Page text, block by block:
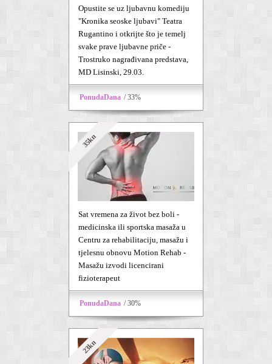
Opustite se uz ljubavnu komediju
"Kronika seoske ljubavi" Teatra
Rugantino i otkrijte što je temelj
svake prave ljubavne priče -
Trostruko nagrađivana predstava,
MD Lisinski, 29.03.
PonudaDana / 33%
35kn
Sat vremena za život bez boli -
medicinska ili sportska masaža u
Centru za rehabilitaciju, masažu i
tjelesnu obnovu Motion Rehab -
Masažu izvodi licencirani
fizioterapeut
PonudaDana / 30%
23kn